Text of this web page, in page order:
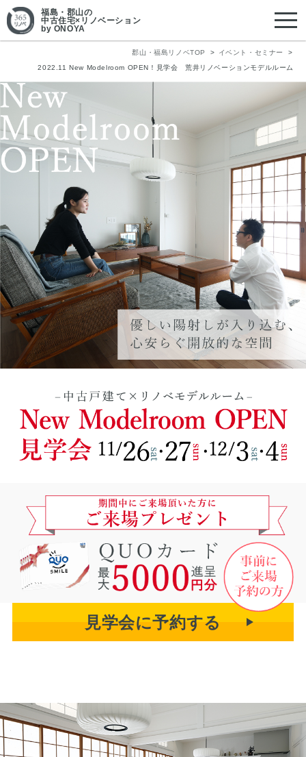
福島・郡山の
中古住宅×リノベーション
by ONOYA
郡山・福島リノベTOP
イベント・セミナー
2022.11 New Modelroom OPEN！見学会 荒井リノベーションモデルルーム
見学会に予約する